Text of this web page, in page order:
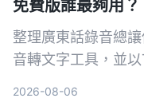
免費版誰最夠用？
整理廣東話錄音總
音轉文字工具，並
2026-08-06